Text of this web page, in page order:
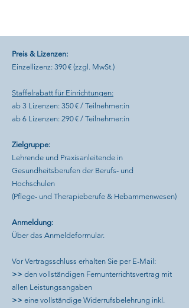
Preis & Lizenzen:
Einzellizenz: 390 € (zzgl. MwSt.)
Staffelrabatt für Einrichtungen:
ab 3 Lizenzen: 350 € / Teilnehmer:in
ab 6 Lizenzen: 290 € / Teilnehmer:in​​
Zielgruppe:
Lehrende und Praxisanleitende in
Gesundheitsberufen der Berufs- und
Hochschulen
(Pflege- und Therapieberufe & Hebammenwesen)
Anmeldung:
Über das Anmeldeformular.
Vor Vertragsschluss erhalten Sie per E-Mail:
>> den vollständigen Fernunterrichtsvertrag mit
allen Leistungsangaben
>> eine vollständige Widerrufsbelehrung inkl.